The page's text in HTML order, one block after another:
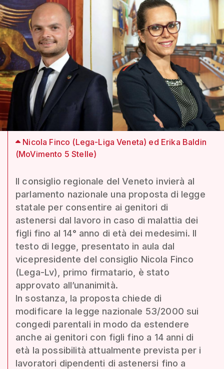
Nicola Finco (Lega-Liga Veneta) ed Erika Baldin
(MoVimento 5 Stelle)
Il consiglio regionale del Veneto invierà al
parlamento nazionale una proposta di legge
statale per consentire ai genitori di
astenersi dal lavoro in caso di malattia dei
figli fino al 14° anno di età dei medesimi. Il
testo di legge, presentato in aula dal
vicepresidente del consiglio Nicola Finco
(Lega-Lv), primo firmatario, è stato
approvato all’unanimità.
In sostanza, la proposta chiede di
modificare la legge nazionale 53/2000 sui
congedi parentali in modo da estendere
anche ai genitori con figli fino a 14 anni di
età la possibilità attualmente prevista per i
lavoratori dipendenti di astenersi fino a